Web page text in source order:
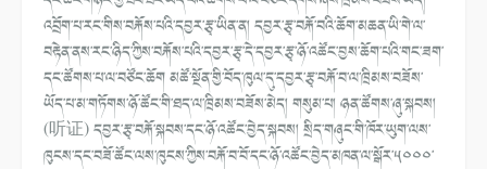
འབྲོག་པ་རང་གིས་བརྐོས་པའི་དབྱར་རྩྭ་ཡིན་ན། དབྱར་རྩྭ་བརྐོ་བའི་ཆོག་མཆན་ཡི་གེ་ལ་
བརྟེན་ནས་རང་ཉིད་ཀྱིས་བརྐོས་པའི་དབྱར་རྩྭ་དེ་དབྱར་རྩྭ་ཉོ་འཚོང་བྱས་ཆོག་པའི་གང་ཟག་
དང་ཚོགས་པ་ལ་བཙོང་ཆོག མཚོ་སྔོན་གྱི་བོད་ཁུལ་དུ་དབྱར་རྩྭ་བརྐོ་བ་ལ་ཁྲིམས་བཟོས་
ཡོད་པ་མ་གཏོགས་ཉོ་ཚོང་གི་ཐད་ལ་ཁྲིམས་བཟོས་མེད། གསུམ་པ། ཉན་ཚོགས་ཞུ་སྐབས།
(听证) དབྱར་རྩྭ་བརྐོ་སྐབས་དང་ཉོ་འཚོང་བྱེད་སྐབས། སྲིད་གཞུང་གི་ཁོར་ཡུག་ལས་
ཁུངས་དང་བཟོ་ཚོང་ལས་ཁུངས་ཀྱིས་བརྐོ་བ་བོ་དང་ཉོ་འཚོང་བྱེད་མཁན་ལ་སྒོར་༥༠༠༠་